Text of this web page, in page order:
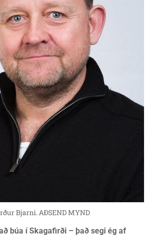
Bjarni. AÐSEND MYND
búa í Skagafirði – það segi ég af